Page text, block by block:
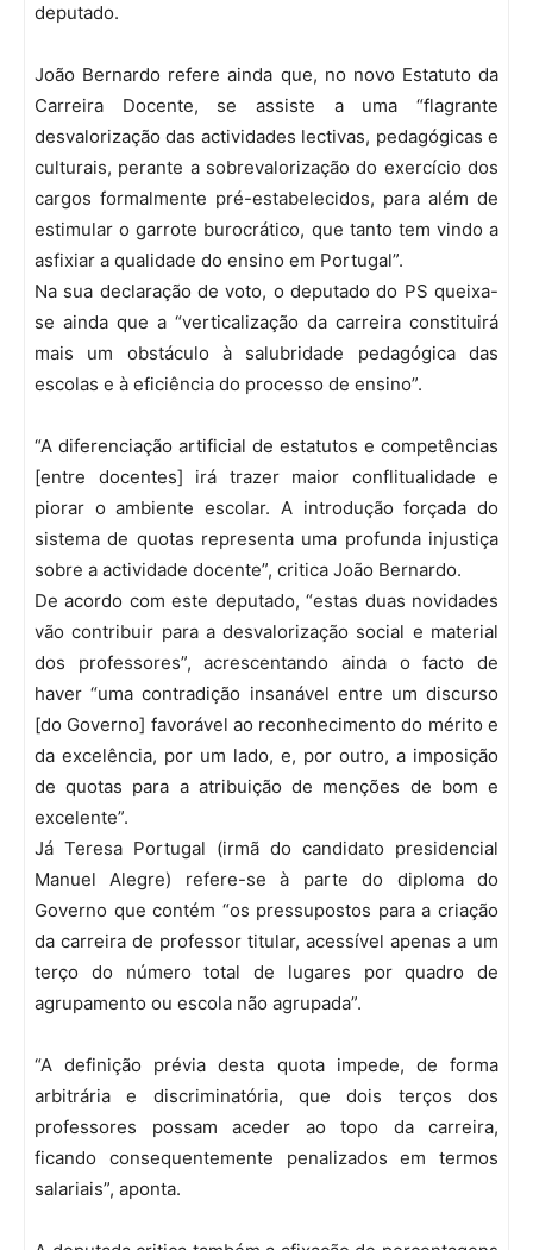
deputado.
João Bernardo refere ainda que, no novo Estatuto da
Carreira Docente, se assiste a uma “flagrante
desvalorização das actividades lectivas, pedagógicas e
culturais, perante a sobrevalorização do exercício dos
cargos formalmente pré-estabelecidos, para além de
estimular o garrote burocrático, que tanto tem vindo a
asfixiar a qualidade do ensino em Portugal”.
Na sua declaração de voto, o deputado do PS queixa-
se ainda que a “verticalização da carreira constituirá
mais um obstáculo à salubridade pedagógica das
escolas e à eficiência do processo de ensino”.
“A diferenciação artificial de estatutos e competências
[entre docentes] irá trazer maior conflitualidade e
piorar o ambiente escolar. A introdução forçada do
sistema de quotas representa uma profunda injustiça
sobre a actividade docente”, critica João Bernardo.
De acordo com este deputado, “estas duas novidades
vão contribuir para a desvalorização social e material
dos professores”, acrescentando ainda o facto de
haver “uma contradição insanável entre um discurso
[do Governo] favorável ao reconhecimento do mérito e
da excelência, por um lado, e, por outro, a imposição
de quotas para a atribuição de menções de bom e
excelente”.
Já Teresa Portugal (irmã do candidato presidencial
Manuel Alegre) refere-se à parte do diploma do
Governo que contém “os pressupostos para a criação
da carreira de professor titular, acessível apenas a um
terço do número total de lugares por quadro de
agrupamento ou escola não agrupada”.
“A definição prévia desta quota impede, de forma
arbitrária e discriminatória, que dois terços dos
professores possam aceder ao topo da carreira,
ficando consequentemente penalizados em termos
salariais”, aponta.